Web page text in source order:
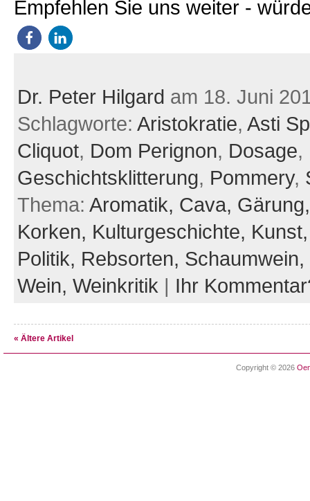
Empfehlen Sie uns weiter -
Dr. Peter Hilgard am 18. Juni
Schlagworte: Aristokratie, Asti
Cliquot, Dom Perignon, Dosage,
Geschichtsklitterung, Pommery,
Thema: Aromatik, Cava,
Korken, Kulturgeschichte,
Politik, Rebsorten, Schaumwein,
Wein, Weinkritik | Ihr
« Ältere Artikel
Copyright © 2026